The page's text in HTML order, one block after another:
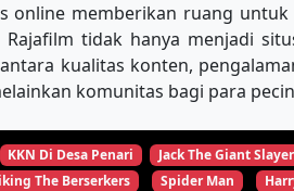
online memberikan ruang
tidak hanya menjadi
kualitas konten,
komunitas bagi para
KKN Di Desa Penari Jack The Giant Slayer
The Berserkers Spider Man